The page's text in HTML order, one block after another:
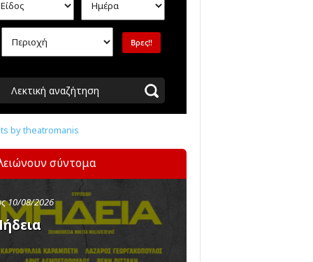
Λεκτική αναζήτηση
by theatromanis
σύντομα
10/08/2026